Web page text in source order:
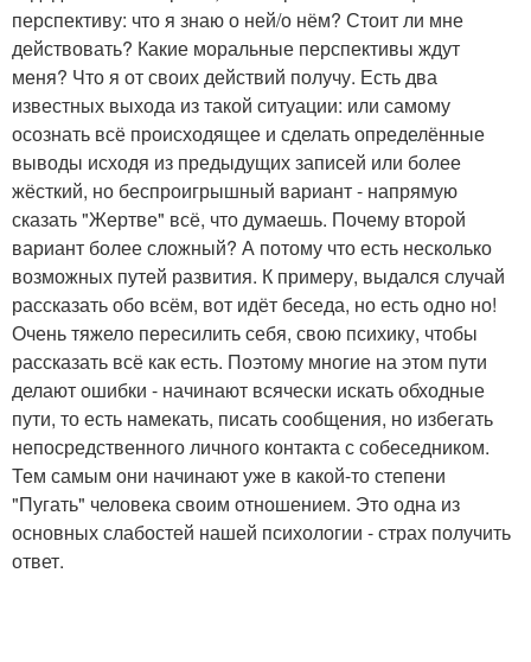
перспективу: что я знаю о ней/о нём? Стоит ли мне
действовать? Какие моральные перспективы ждут
меня? Что я от своих действий получу. Есть два
известных выхода из такой ситуации: или самому
осознать всё происходящее и сделать определённые
выводы исходя из предыдущих записей или более
жёсткий, но беспроигрышный вариант - напрямую
сказать "Жертве" всё, что думаешь. Почему второй
вариант более сложный? А потому что есть несколько
возможных путей развития. К примеру, выдался случай
рассказать обо всём, вот идёт беседа, но есть одно но!
Очень тяжело пересилить себя, свою психику, чтобы
рассказать всё как есть. Поэтому многие на этом пути
делают ошибки - начинают всячески искать обходные
пути, то есть намекать, писать сообщения, но избегать
непосредственного личного контакта с собеседником.
Тем самым они начинают уже в какой-то степени
"Пугать" человека своим отношением. Это одна из
основных слабостей нашей психологии - страх получить
ответ.